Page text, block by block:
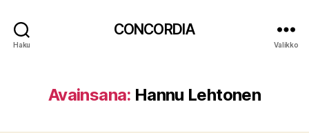
Haku
CONCORDIA
Valikko
Avainsana: Hannu Lehtonen